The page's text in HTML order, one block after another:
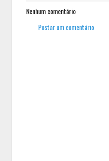
Nenhum comentário
Postar um comentário